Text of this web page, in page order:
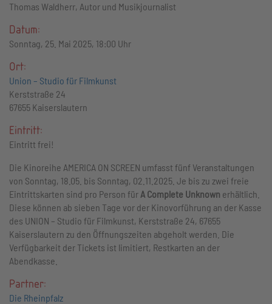
Thomas Waldherr, Autor und Musikjournalist
Datum:
Sonntag, 25. Mai 2025, 18:00 Uhr
Ort:
Union – Studio für Filmkunst
Kerststraße 24
67655 Kaiserslautern
Eintritt:
Eintritt frei!
Die Kinoreihe AMERICA ON SCREEN umfasst fünf Veranstaltungen
von Sonntag, 18.05. bis Sonntag, 02.11.2025. Je bis zu zwei freie
Eintrittskarten sind pro Person für A Complete Unknown erhältlich.
Diese können ab sieben Tage vor der Kinovorführung an der Kasse
des UNION – Studio für Filmkunst, Kerststraße 24, 67655
Kaiserslautern zu den Öffnungszeiten abgeholt werden. Die
Verfügbarkeit der Tickets ist limitiert, Restkarten an der
Abendkasse.
Partner:
Die Rheinpfalz